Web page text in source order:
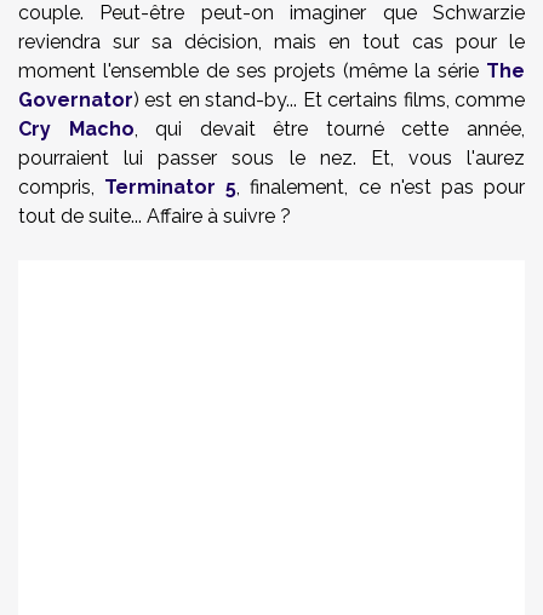
couple. Peut-être peut-on imaginer que Schwarzie
reviendra sur sa décision, mais en tout cas pour le
moment l'ensemble de ses projets (même la série The
Governator) est en stand-by... Et certains films, comme
Cry Macho, qui devait être tourné cette année,
pourraient lui passer sous le nez. Et, vous l'aurez
compris, Terminator 5, finalement, ce n'est pas pour
tout de suite... Affaire à suivre ?